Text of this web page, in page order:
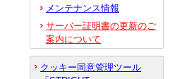
メンテナンス情報
サーバー証明書の更新のご
案内について
クッキー同意管理ツール